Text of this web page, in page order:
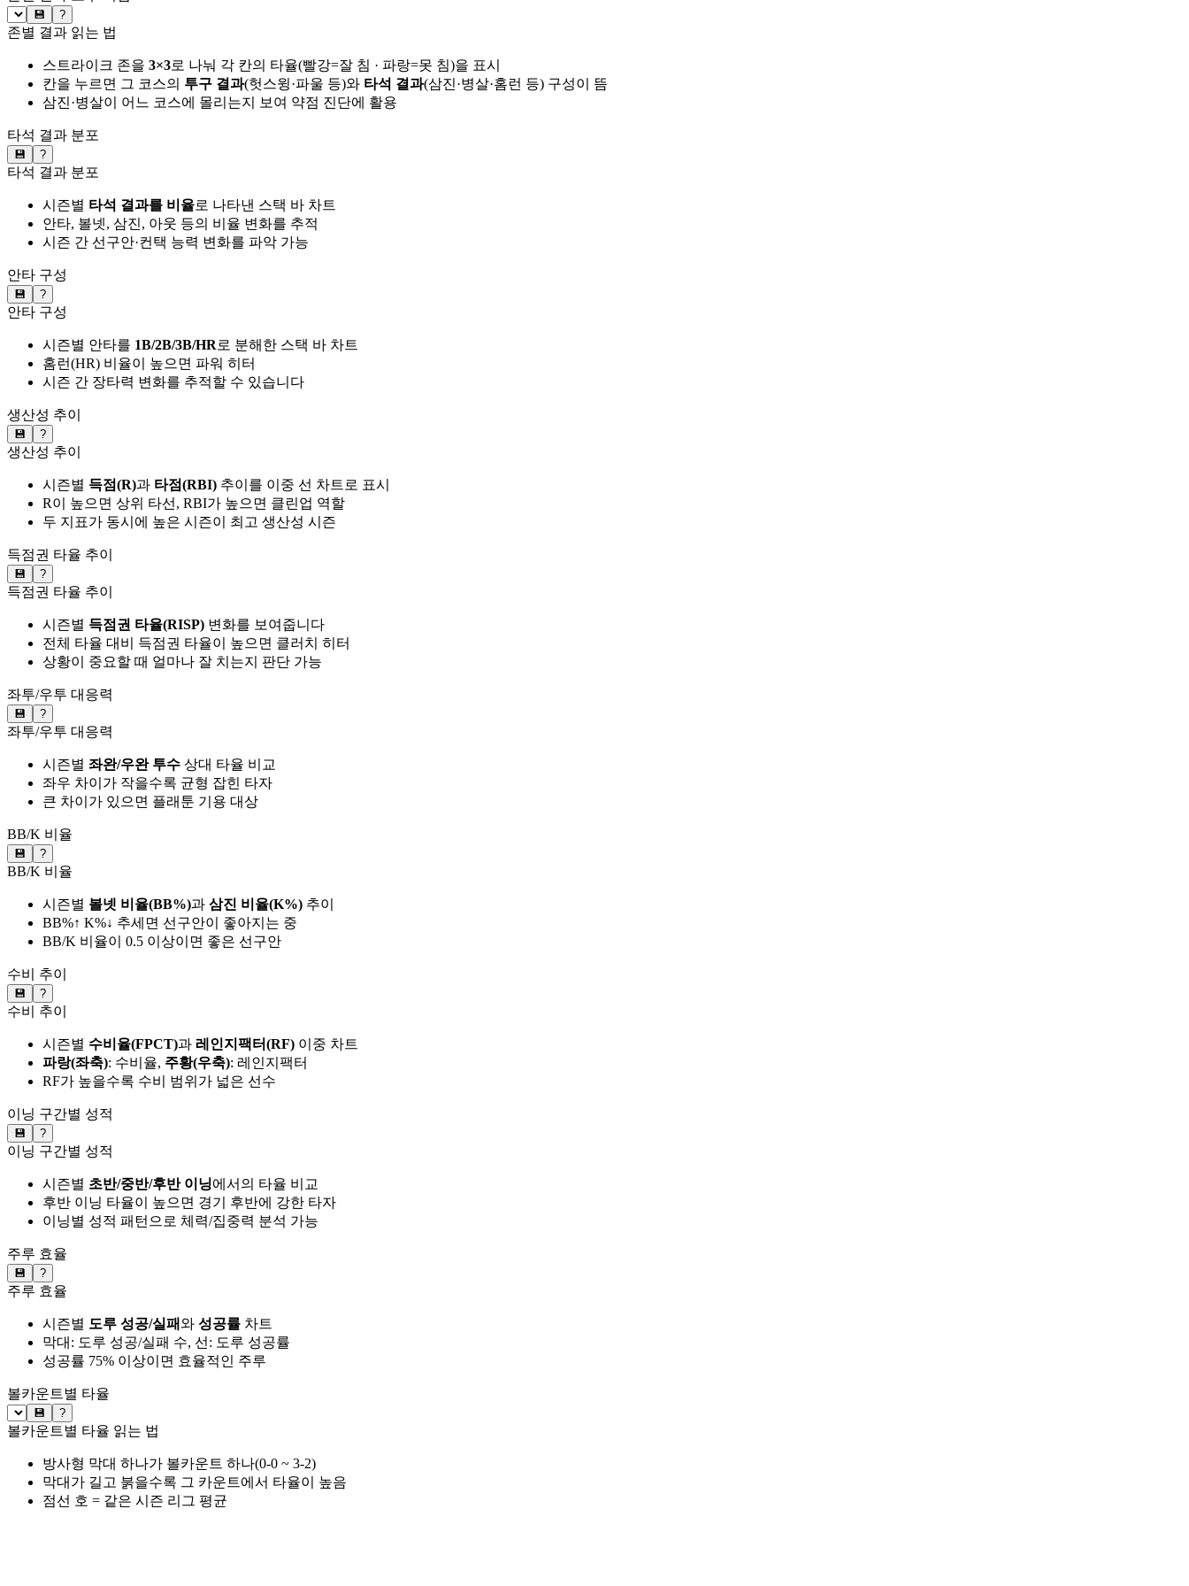
💾 ?
존별 결과 읽는 법
스트라이크 존을 3×3로 나눠 각 칸의 타율(빨강=잘 침 · 파랑=못 침)을 표시
칸을 누르면 그 코스의 투구 결과(헛스윙·파울 등)와 타석 결과(삼진·병살·홈런 등) 구성이 뜸
삼진·병살이 어느 코스에 몰리는지 보여 약점 진단에 활용
타석 결과 분포
💾 ?
타석 결과 분포
시즌별 타석 결과를 비율로 나타낸 스택 바 차트
안타, 볼넷, 삼진, 아웃 등의 비율 변화를 추적
시즌 간 선구안·컨택 능력 변화를 파악 가능
안타 구성
💾 ?
안타 구성
시즌별 안타를 1B/2B/3B/HR로 분해한 스택 바 차트
홈런(HR) 비율이 높으면 파워 히터
시즌 간 장타력 변화를 추적할 수 있습니다
생산성 추이
💾 ?
생산성 추이
시즌별 득점(R)과 타점(RBI) 추이를 이중 선 차트로 표시
R이 높으면 상위 타선, RBI가 높으면 클린업 역할
두 지표가 동시에 높은 시즌이 최고 생산성 시즌
득점권 타율 추이
💾 ?
득점권 타율 추이
시즌별 득점권 타율(RISP) 변화를 보여줍니다
전체 타율 대비 득점권 타율이 높으면 클러치 히터
상황이 중요할 때 얼마나 잘 치는지 판단 가능
좌투/우투 대응력
💾 ?
좌투/우투 대응력
시즌별 좌완/우완 투수 상대 타율 비교
좌우 차이가 작을수록 균형 잡힌 타자
큰 차이가 있으면 플래툰 기용 대상
BB/K 비율
💾 ?
BB/K 비율
시즌별 볼넷 비율(BB%)과 삼진 비율(K%) 추이
BB%↑ K%↓ 추세면 선구안이 좋아지는 중
BB/K 비율이 0.5 이상이면 좋은 선구안
수비 추이
💾 ?
수비 추이
시즌별 수비율(FPCT)과 레인지팩터(RF) 이중 차트
파랑(좌축): 수비율, 주황(우축): 레인지팩터
RF가 높을수록 수비 범위가 넓은 선수
이닝 구간별 성적
💾 ?
이닝 구간별 성적
시즌별 초반/중반/후반 이닝에서의 타율 비교
후반 이닝 타율이 높으면 경기 후반에 강한 타자
이닝별 성적 패턴으로 체력/집중력 분석 가능
주루 효율
💾 ?
주루 효율
시즌별 도루 성공/실패와 성공률 차트
막대: 도루 성공/실패 수, 선: 도루 성공률
성공률 75% 이상이면 효율적인 주루
볼카운트별 타율
💾 ?
볼카운트별 타율 읽는 법
방사형 막대 하나가 볼카운트 하나(0-0 ~ 3-2)
막대가 길고 붉을수록 그 카운트에서 타율이 높음
점선 호 = 같은 시즌 리그 평균